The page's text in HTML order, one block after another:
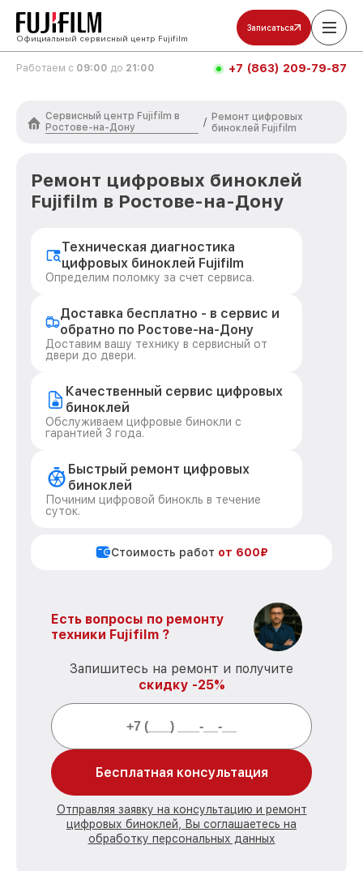
Официальный сервисный центр Fujifilm
Записаться
Работаем с 09:00 до 21:00 +7 (863) 209-79-87
Сервисный центр Fujifilm в
Ростове-на-Дону
/ Ремонт цифровых
биноклей Fujifilm
Ремонт цифровых биноклей
Fujifilm в Ростове-на-Дону
Техническая диагностика
цифровых биноклей Fujifilm
Определим поломку за счет сервиса.
Доставка бесплатно - в сервис и
обратно по Ростове-на-Дону
Доставим вашу технику в сервисный от
двери до двери.
Качественный сервис цифровых
биноклей
Обслуживаем цифровые бинокли с
гарантией 3 года.
Быстрый ремонт цифровых
биноклей
Починим цифровой бинокль в течение
суток.
Стоимость работ от 600₽
Есть вопросы по ремонту
техники Fujifilm ?
Запишитесь на ремонт и получите
скидку -25%
Бесплатная консультация
Отправляя заявку на консультацию и ремонт
цифровых биноклей, Вы соглашаетесь на
обработку персональных данных